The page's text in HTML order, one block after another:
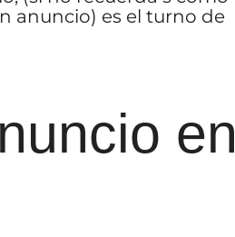
anuncio) es el turno de
en